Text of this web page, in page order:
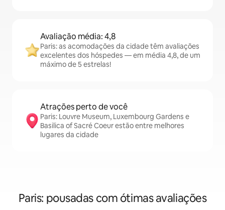
Avaliação média: 4,8
Paris: as acomodações da cidade têm avaliações
excelentes dos hóspedes — em média 4,8, de um
máximo de 5 estrelas!
Atrações perto de você
Paris: Louvre Museum, Luxembourg Gardens e
Basilica of Sacré Coeur estão entre melhores
lugares da cidade
Paris: pousadas com ótimas avaliações